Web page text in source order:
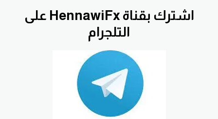
اشترك بقناة HennawiFx على
التلجرام